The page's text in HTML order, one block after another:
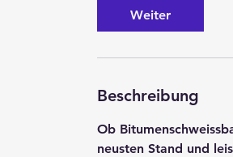
d
Weiter
Beschreibung
Ob
neusten Stand und